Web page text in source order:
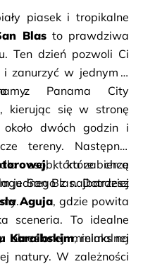
piasek i tropikalne
Blas to prawdziwa
Ten dzień pozwoli Ci
zanurzyć w jednym z
z Panama City
, kierując się w stronę
dwóch godzin i
tereny. Następnie
, która zabierze
San Blas. Dotrzesz
Aguja, gdzie powita
sceneria. To idealne
Karaibskim, relaks na
natury. W zależności
osób, które chcą
jednego z najbardziej
minimalnej